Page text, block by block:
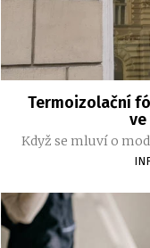
Termoizolační
Když se mluví o